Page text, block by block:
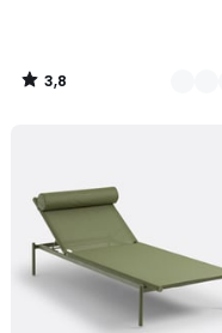
3,8
/